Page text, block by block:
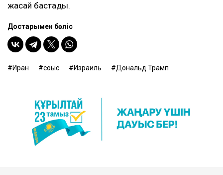
жасай бастады.
Достарыңмен бөліс
Иран соғыс Израиль Дональд Трамп